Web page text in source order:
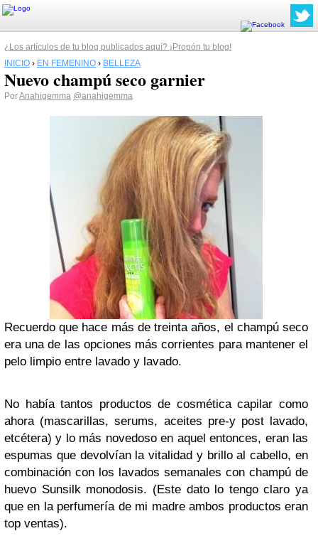
¿Los artículos de tu blog publicados aquí? ¡Propón tu blog!
INICIO › EN FEMENINO › BELLEZA
Nuevo champú seco garnier
PorAnahigemma @anahigemma
Recuerdo que hace más de treinta años, el champú seco
era una de las opciones más corrientes para mantener el
pelo limpio entre lavado y lavado.
No había tantos productos de cosmética capilar como
ahora (mascarillas, serums, aceites pre-y post lavado,
etcétera) y lo más novedoso en aquel entonces, eran las
espumas que devolvían la vitalidad y brillo al cabello, en
combinación con los lavados semanales con champú de
huevo Sunsilk monodosis. (Este dato lo tengo claro ya
que en la perfumería de mi madre ambos productos eran
top ventas).